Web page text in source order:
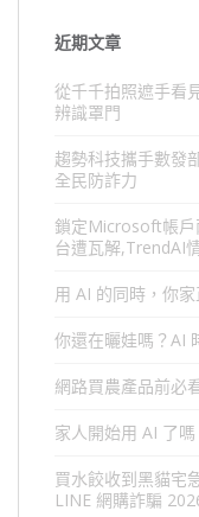
近期文章
從千千拍照遮手看
辨識罩門
趨勢科技攜手數發
全民防詐力
鎖定Microsoft帳戶
台遭瓦解,TrendAI
用 AI 的同時，你
你還在曬娃嗎？AI
網路買農產品前必
家人開始用 AI 了
買水餃收到黑貓
LINE 網購詐騙